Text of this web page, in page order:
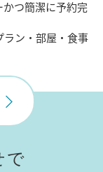
かつ簡潔に予約完
ラン・部屋・食事
で